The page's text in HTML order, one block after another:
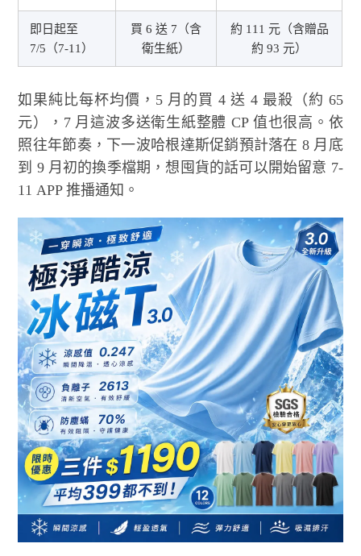
即日起至
7/5（7-11）
買 6 送 7（含
衛生紙）
約 111 元（含贈品
約 93 元）
如果純比每杯均價，5 月的買 4 送 4 最殺（約 65
元），7 月這波多送衛生紙整體 CP 值也很高。依
照往年節奏，下一波哈根達斯促銷預計落在 8 月底
到 9 月初的換季檔期，想囤貨的話可以開始留意 7-
11 APP 推播通知。